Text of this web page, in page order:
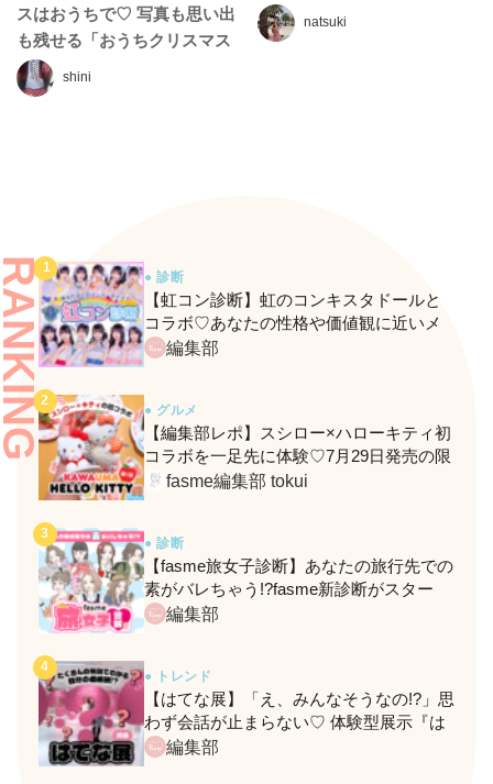
shini
スはおうちで♡ 写真も思い出
も残せる「おうちクリスマス
パーティー」アイデア7選
natsuki
りの1位に返り咲き！
● 診断
【虹コン診断】虹のコンキスタドールと
コラボ♡あなたの性格や価値観に近いメ
ンバーがわかる、fasmeの新診断がスター
編集部
● グルメ
【編集部レポ】スシロー×ハローキティ初
コラボを一足先に体験♡7月29日発売の限
定メニュー＆グッズをレポ！
fasme編集部 tokui
● 診断
【fasme旅女子診断】あなたの旅行先での
素がバレちゃう!?fasme新診断がスター
ト！編集部
● トレンド
【はてな展】「え、みんなそうなの!?」思
わず会話が止まらない♡ 体験型展示『は
てな展』に行ってきたレポ
編集部